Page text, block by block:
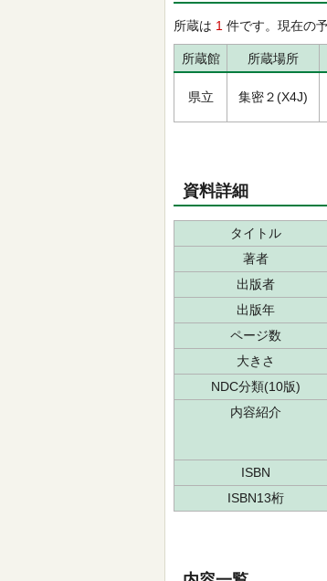
所蔵は 1 件です。現在の
所蔵館 所蔵場所
県立 集密２(X4J)
資料詳細
タイトル
著者
出版者
出版年
ページ数
大きさ
NDC分類(10版)
内容紹介
ISBN
ISBN13桁